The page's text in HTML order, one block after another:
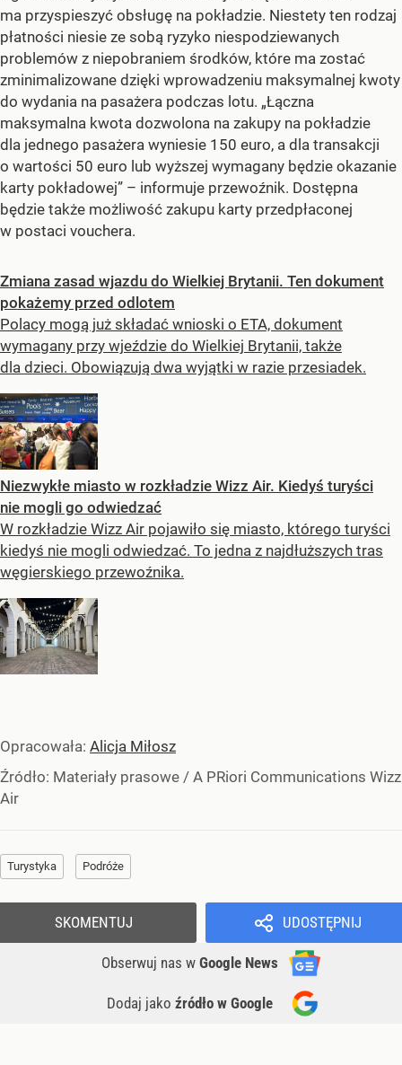
ma przyspieszyć obsługę na pokładzie. Niestety ten rodzaj
płatności niesie ze sobą ryzyko niespodziewanych
problemów z niepobraniem środków, które ma zostać
zminimalizowane dzięki wprowadzeniu maksymalnej kwoty
do wydania na pasażera podczas lotu. „Łączna
maksymalna kwota dozwolona na zakupy na pokładzie
dla jednego pasażera wyniesie 150 euro, a dla transakcji
o wartości 50 euro lub wyższej wymagany będzie okazanie
karty pokładowej” – informuje przewoźnik. Dostępna
będzie także możliwość zakupu karty przedpłaconej
w postaci vouchera.
Zmiana zasad wjazdu do Wielkiej Brytanii. Ten dokument
pokażemy przed odlotem
Polacy mogą już składać wnioski o ETA, dokument
wymagany przy wjeździe do Wielkiej Brytanii, także
dla dzieci. Obowiązują dwa wyjątki w razie przesiadek.
Niezwykłe miasto w rozkładzie Wizz Air. Kiedyś turyści
nie mogli go odwiedzać
W rozkładzie Wizz Air pojawiło się miasto, którego turyści
kiedyś nie mogli odwiedzać. To jedna z najdłuższych tras
węgierskiego przewoźnika.
Opracowała: Alicja Miłosz
Źródło: Materiały prasowe / A PRiori Communications ­­­­Wizz
Air
Turystyka Podróże
UDOSTĘPNIJ
Obserwuj nas w Google News
Dodaj jako źródło w Google
SKOMENTUJ